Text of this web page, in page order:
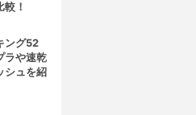
！
ング52
ラや速乾
シュを紹